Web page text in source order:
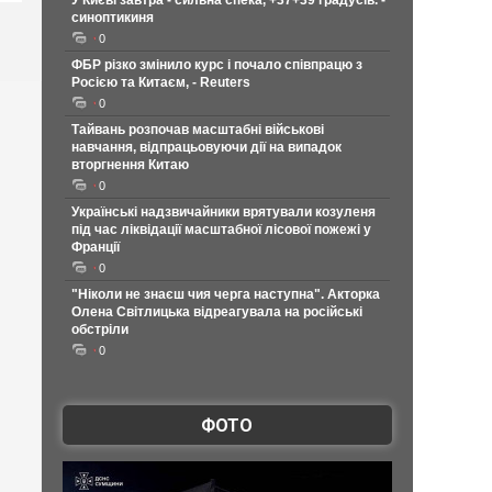
синоптикиня
0
ФБР різко змінило курс і почало співпрацю з
Росією та Китаєм, - Reuters
0
Тайвань розпочав масштабні військові
навчання, відпрацьовуючи дії на випадок
вторгнення Китаю
0
Українські надзвичайники врятували козуленя
під час ліквідації масштабної лісової пожежі у
Франції
0
"Ніколи не знаєш чия черга наступна". Акторка
Олена Світлицька відреагувала на російські
обстріли
0
ФОТО